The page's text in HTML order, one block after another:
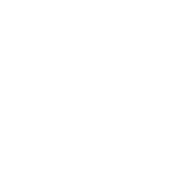
MSB Buka